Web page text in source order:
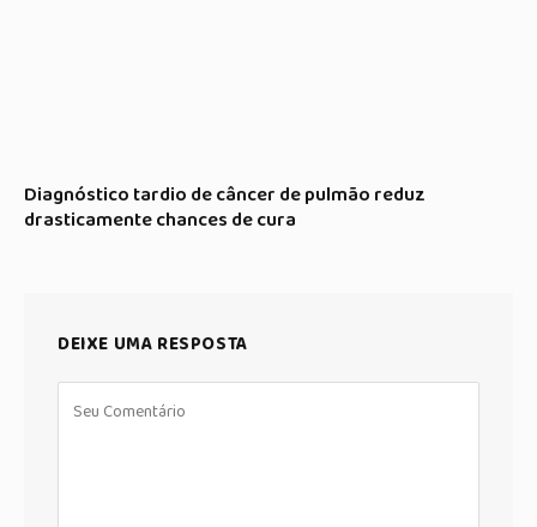
Diagnóstico tardio de câncer de pulmão reduz
drasticamente chances de cura
DEIXE UMA RESPOSTA